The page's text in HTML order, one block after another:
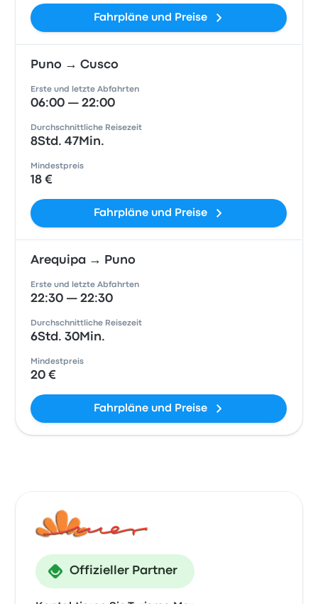
Fahrpläne und Preise
Puno → Cusco
Erste und letzte Abfahrten
06:00 — 22:00
Durchschnittliche Reisezeit
8Std. 47Min.
Mindestpreis
18 €
Fahrpläne und Preise
Arequipa → Puno
Erste und letzte Abfahrten
22:30 — 22:30
Durchschnittliche Reisezeit
6Std. 30Min.
Mindestpreis
20 €
Fahrpläne und Preise
Offizieller Partner